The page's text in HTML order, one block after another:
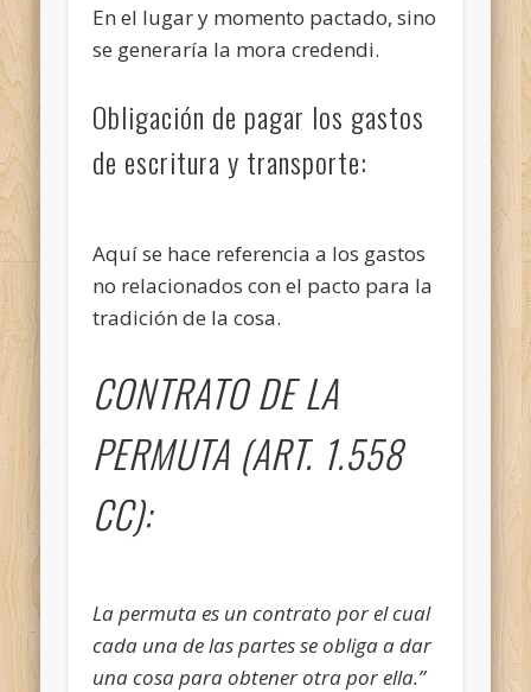
En el lugar y momento pactado, sino
se generaría la mora credendi.
Obligación de pagar los gastos
de escritura y transporte:
Aquí se hace referencia a los gastos
no relacionados con el pacto para la
tradición de la cosa.
CONTRATO DE LA
PERMUTA (ART. 1.558
CC):
La permuta es un contrato por el cual
cada una de las partes se obliga a dar
una cosa para obtener otra por ella.”